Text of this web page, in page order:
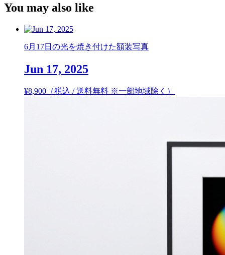
You may also like
6月17日の光を焼き付けた額装写真
Jun 17, 2025
¥8,900 （税込 / 送料無料 ※一部地域除く）